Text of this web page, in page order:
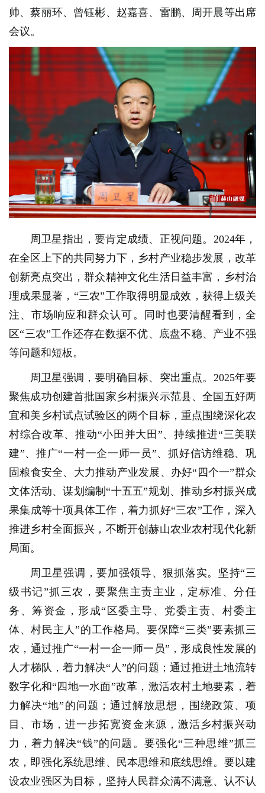
帅、蔡丽环、曾钰彬、赵嘉喜、雷鹏、周开晨等出席
会议。
周卫星指出，要肯定成绩、正视问题。2024年，
在全区上下的共同努力下，乡村产业稳步发展，改革
创新亮点突出，群众精神文化生活日益丰富，乡村治
理成果显著，“三农”工作取得明显成效，获得上级关
注、市场响应和群众认可。同时也要清醒看到，全
区“三农”工作还存在数据不优、底盘不稳、产业不强
等问题和短板。
周卫星强调，要明确目标、突出重点。2025年要
聚焦成功创建首批国家乡村振兴示范县、全国五好两
宜和美乡村试点试验区的两个目标，重点围绕深化农
村综合改革、推动“小田并大田”、持续推进“三美联
建”、推广“一村一企一师一员”、抓好信访维稳、巩
固粮食安全、大力推动产业发展、办好“四个一”群众
文体活动、谋划编制“十五五”规划、推动乡村振兴成
果集成等十项具体工作，着力抓好“三农”工作，深入
推进乡村全面振兴，不断开创赫山农业农村现代化新
局面。
周卫星强调，要加强领导、狠抓落实。坚持“三
级书记”抓三农，要聚焦主责主业，定标准、分任
务、筹资金，形成“区委主导、党委主责、村委主
体、村民主人”的工作格局。要保障“三类”要素抓三
农，通过推广“一村一企一师一员”，形成良性发展的
人才梯队，着力解决“人”的问题；通过推进土地流转
数字化和“四地一水面”改革，激活农村土地要素，着
力解决“地”的问题；通过解放思想，围绕政策、项
目、市场，进一步拓宽资金来源，激活乡村振兴动
力，着力解决“钱”的问题。要强化“三种思维”抓三
农，即强化系统思维、民本思维和底线思维。要以建
设农业强区为目标，坚持人民群众满不满意、认不认